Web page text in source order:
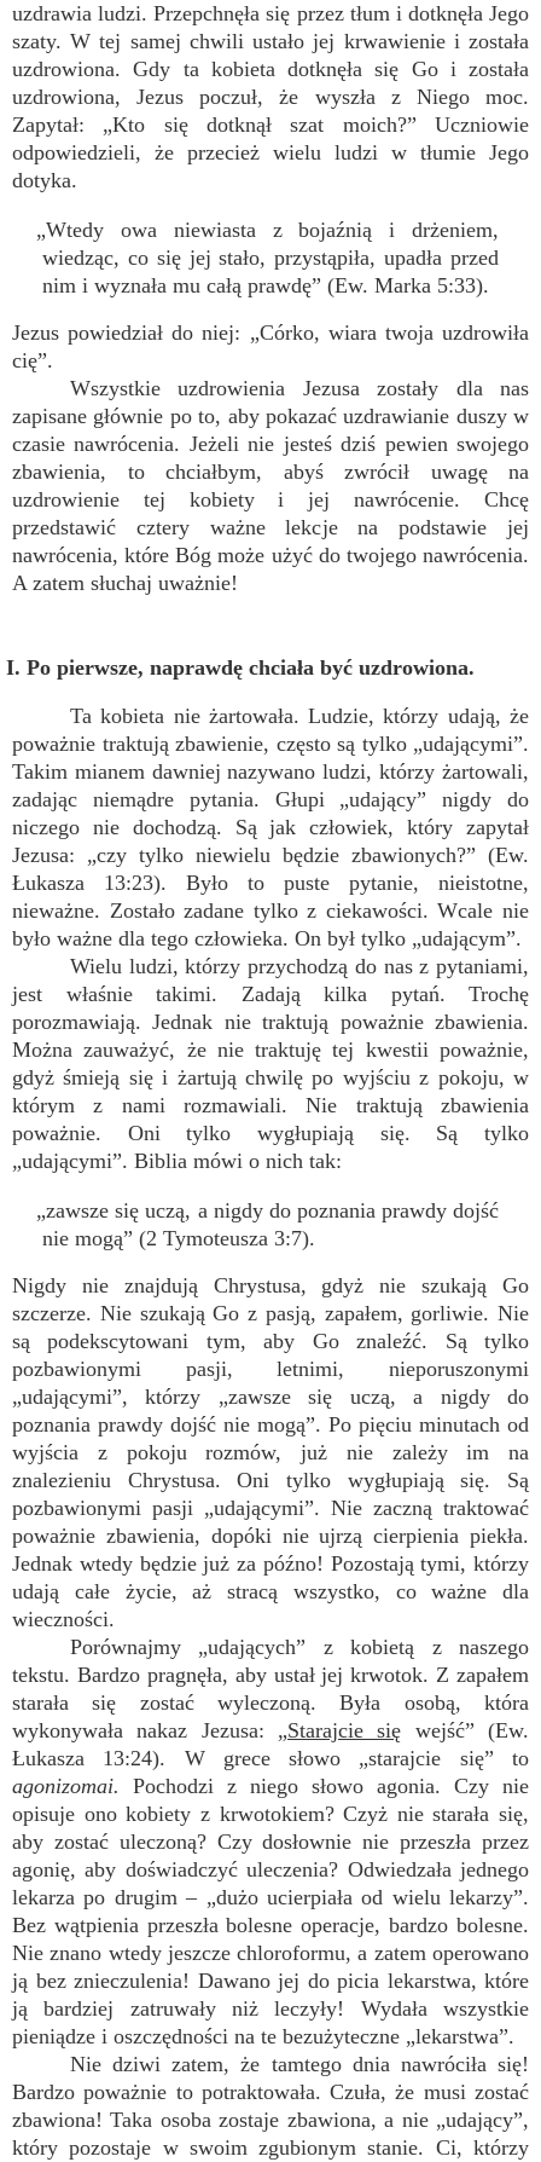
uzdrawia ludzi. Przepchnęła się przez tłum i dotknęła Jego
szaty. W tej samej chwili ustało jej krwawienie i została
uzdrowiona. Gdy ta kobieta dotknęła się Go i została
uzdrowiona, Jezus poczuł, że wyszła z Niego moc.
Zapytał: „Kto się dotknął szat moich?” Uczniowie
odpowiedzieli, że przecież wielu ludzi w tłumie Jego
dotyka.
„Wtedy owa niewiasta z bojaźnią i drżeniem,
wiedząc, co się jej stało, przystąpiła, upadła przed
nim i wyznała mu całą prawdę” (Ew. Marka 5:33).
Jezus powiedział do niej: „Córko, wiara twoja uzdrowiła
cię”.
Wszystkie uzdrowienia Jezusa zostały dla nas
zapisane głównie po to, aby pokazać uzdrawianie duszy w
czasie nawrócenia. Jeżeli nie jesteś dziś pewien swojego
zbawienia, to chciałbym, abyś zwrócił uwagę na
uzdrowienie tej kobiety i jej nawrócenie. Chcę
przedstawić cztery ważne lekcje na podstawie jej
nawrócenia, które Bóg może użyć do twojego nawrócenia.
A zatem słuchaj uważnie!
I. Po pierwsze, naprawdę chciała być uzdrowiona.
Ta kobieta nie żartowała. Ludzie, którzy udają, że
poważnie traktują zbawienie, często są tylko „udającymi”.
Takim mianem dawniej nazywano ludzi, którzy żartowali,
zadając niemądre pytania. Głupi „udający” nigdy do
niczego nie dochodzą. Są jak człowiek, który zapytał
Jezusa: „czy tylko niewielu będzie zbawionych?” (Ew.
Łukasza 13:23). Było to puste pytanie, nieistotne,
nieważne. Zostało zadane tylko z ciekawości. Wcale nie
było ważne dla tego człowieka. On był tylko „udającym”.
Wielu ludzi, którzy przychodzą do nas z pytaniami,
jest właśnie takimi. Zadają kilka pytań. Trochę
porozmawiają. Jednak nie traktują poważnie zbawienia.
Można zauważyć, że nie traktuję tej kwestii poważnie,
gdyż śmieją się i żartują chwilę po wyjściu z pokoju, w
którym z nami rozmawiali. Nie traktują zbawienia
poważnie. Oni tylko wygłupiają się. Są tylko
„udającymi”. Biblia mówi o nich tak:
„zawsze się uczą, a nigdy do poznania prawdy dojść
nie mogą” (2 Tymoteusza 3:7).
Nigdy nie znajdują Chrystusa, gdyż nie szukają Go
szczerze. Nie szukają Go z pasją, zapałem, gorliwie. Nie
są podekscytowani tym, aby Go znaleźć. Są tylko
pozbawionymi pasji, letnimi, nieporuszonymi
„udającymi”, którzy „zawsze się uczą, a nigdy do
poznania prawdy dojść nie mogą”. Po pięciu minutach od
wyjścia z pokoju rozmów, już nie zależy im na
znalezieniu Chrystusa. Oni tylko wygłupiają się. Są
pozbawionymi pasji „udającymi”. Nie zaczną traktować
poważnie zbawienia, dopóki nie ujrzą cierpienia piekła.
Jednak wtedy będzie już za późno! Pozostają tymi, którzy
udają całe życie, aż stracą wszystko, co ważne dla
wieczności.
Porównajmy „udających” z kobietą z naszego
tekstu. Bardzo pragnęła, aby ustał jej krwotok. Z zapałem
starała się zostać wyleczoną. Była osobą, która
wykonywała nakaz Jezusa: „Starajcie się wejść” (Ew.
Łukasza 13:24). W grece słowo „starajcie się” to
agonizomai. Pochodzi z niego słowo agonia. Czy nie
opisuje ono kobiety z krwotokiem? Czyż nie starała się,
aby zostać uleczoną? Czy dosłownie nie przeszła przez
agonię, aby doświadczyć uleczenia? Odwiedzała jednego
lekarza po drugim – „dużo ucierpiała od wielu lekarzy”.
Bez wątpienia przeszła bolesne operacje, bardzo bolesne.
Nie znano wtedy jeszcze chloroformu, a zatem operowano
ją bez znieczulenia! Dawano jej do picia lekarstwa, które
ją bardziej zatruwały niż leczyły! Wydała wszystkie
pieniądze i oszczędności na te bezużyteczne „lekarstwa”.
Nie dziwi zatem, że tamtego dnia nawróciła się!
Bardzo poważnie to potraktowała. Czuła, że musi zostać
zbawiona! Taka osoba zostaje zbawiona, a nie „udający”,
który pozostaje w swoim zgubionym stanie. Ci, którzy